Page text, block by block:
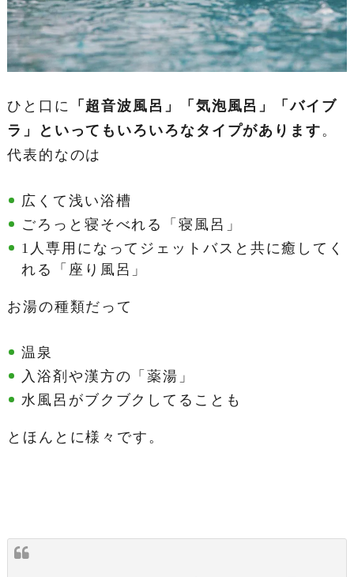
ひと口に
「超音波風呂」「気泡風呂」「バイブ
ラ」といってもいろいろなタイプがあります 。
代表的なのは
広くて浅い浴槽
ごろっと寝そべれる「寝風呂」
1人専用になってジェットバスと共に癒してく
れる「座り風呂」
お湯の種類だって
温泉
入浴剤や漢方の「薬湯」
水風呂がブクブクしてることも
とほんとに様々です。